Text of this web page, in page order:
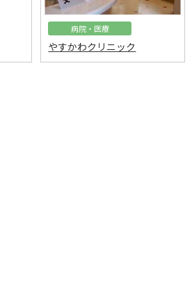
病院・医療
やすかわクリニック